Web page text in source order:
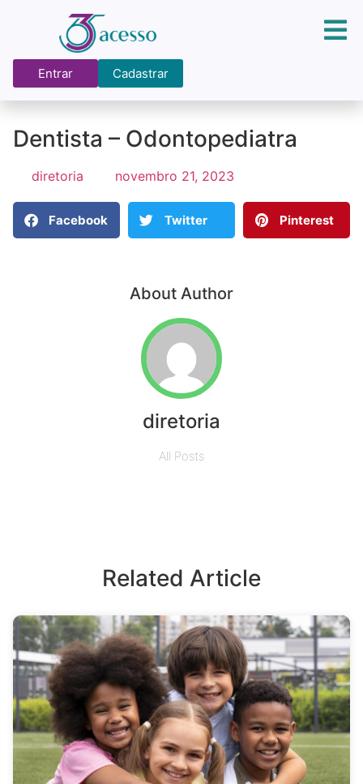
Entrar Cadastrar
About Author
diretoria
All Posts
Dentista – Odontopediatra
diretoria novembro 21, 2023
Facebook Twitter Pinterest
Related Article